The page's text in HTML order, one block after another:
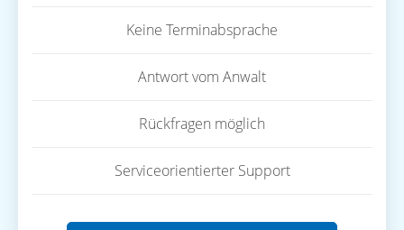
Keine Terminabsprache
Antwort vom Anwalt
Rückfragen möglich
Serviceorientierter Support